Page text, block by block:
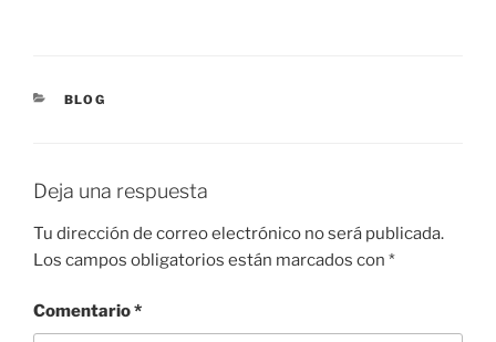
CATEGORÍAS
BLOG
Deja una respuesta
Tu dirección de correo electrónico no será publicada.
Los campos obligatorios están marcados con *
Comentario*